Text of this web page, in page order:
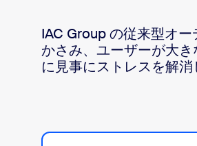
デベロッパー
アプリと連携
IAC Group の従来型オ
かさみ、ユーザーが大
に見事にストレスを解消